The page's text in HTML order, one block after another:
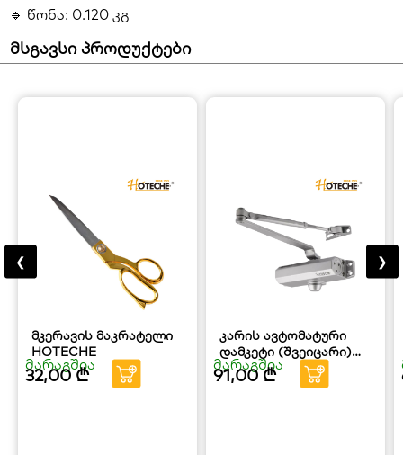
🔹 წონა: 0.120 კგ
მსგავსი პროდუქტები
მკერავის მაკრატელი
HOTECHE
მარაგშია
32,00₾
კარის ავტომატური
დამკეტი (შვეიცარი)
HOTECHE
მარაგშია
91,00₾
❮ ❯